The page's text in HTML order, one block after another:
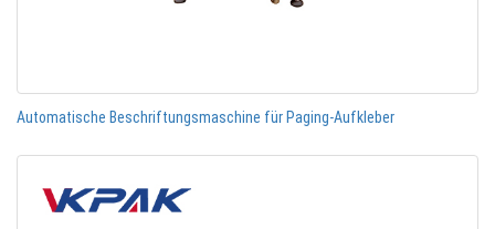
Automatische Beschriftungsmaschine für Paging-Aufkleber